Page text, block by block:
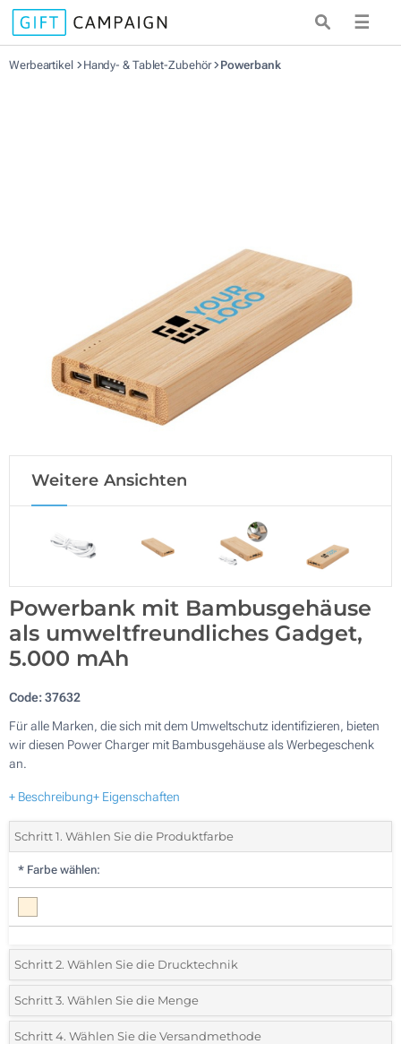
☰
Werbeartikel Handy- & Tablet-Zubehör Powerbank
Weitere Ansichten
Powerbank mit Bambusgehäuse
als umweltfreundliches Gadget,
5.000 mAh
Code:37632
Für alle Marken, die sich mit dem Umweltschutz identifizieren, bieten
wir diesen Power Charger mit Bambusgehäuse als Werbegeschenk
an.
+ Beschreibung+ Eigenschaften
Schritt 1. Wählen Sie die Produktfarbe
* Farbe wählen:
Schritt 2. Wählen Sie die Drucktechnik
*Wählen Sie die Druck- und Farbtechniken für Ihr Logo:
1 Farbig (Auf einer Seite)
Schritt 3. Wählen Sie die Menge
*Bitte wählen Sie Ihre gewünschte Menge
Schritt 4. Wählen Sie die Versandmethode